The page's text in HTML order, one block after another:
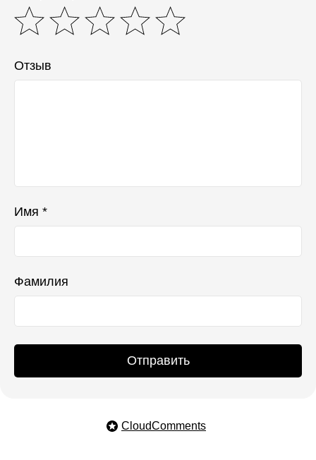
Отзыв
Имя *
Фамилия
Отправить
CloudComments